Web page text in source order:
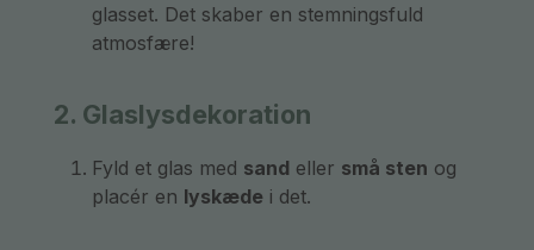
glasset. Det skaber en stemningsfuld
atmosfære!
2. Glaslysdekoration
Fyld et glas med sand eller små sten og
placér en lyskæde i det.